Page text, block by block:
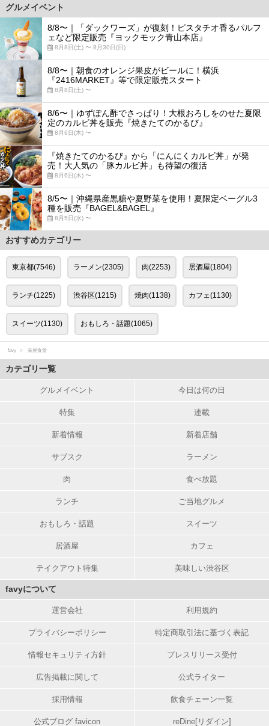
グルメイベント
8/8〜｜「ダックワーズ」が復刻！ピスタチオ香るパルフ
ェなど限定販売『ヨックモック青山本店』
8月8日(土) 〜 8月30日(日)
8/8〜｜朝食のオレンジ果皮がビールに！横浜
『2416MARKET』等で限定販売スタート
8月8日(土) 〜
8/6〜｜ゆずぽん酢でさっぱり！大根おろしをのせた夏限
定のカルビ丼を販売『焼きたてのかるび』
8月6日(木) 〜
『焼きたてのかるび』から「にんにくカルビ丼」が発
売！大人気の「豚カルビ丼」も待望の復活
8月6日(木) 〜
8/5〜｜沖縄県産黒糖や夏野菜を使用！夏限定ベーグル3
種を販売『BAGEL&BAGEL』
8月5日(水) 〜
おすすめカテゴリー
東京都(7546) ラーメン(2305) 肉(2253) 居酒屋(1804)
ランチ(1225) 渋谷区(1215) 焼肉(1138) カフェ(1130)
スイーツ(1130) おもしろ・話題(1065)
favy 栄屋食堂
カテゴリ一覧
グルメイベント 今日は何の日
特集 連載
新着情報 新着店舗
サブスク ラーメン
肉 食べ放題
ランチ ご当地グルメ
おもしろ・話題 スイーツ
居酒屋 カフェ
テイクアウト特集 美味しい渋谷区
favyについて
運営会社 利用規約
プライバシーポリシー 特定商取引法に基づく表記
情報セキュリティ方針 プレスリリース受付
広告掲載に関して 公式ライター
採用情報 飲食チェーン一覧
公式ブログ favicon reDine[リダイン]